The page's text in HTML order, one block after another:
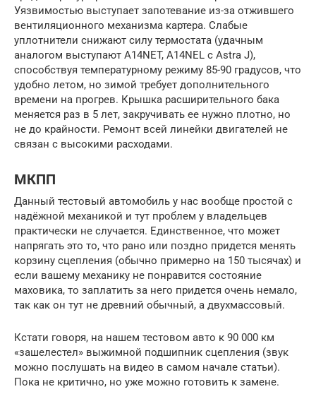
Уязвимостью выступает запотевание из-за отжившего
вентиляционного механизма картера. Слабые
уплотнители снижают силу термостата (удачным
аналогом выступают A14NET, A14NEL с Astra J),
способствуя температурному режиму 85-90 градусов, что
удобно летом, но зимой требует дополнительного
времени на прогрев. Крышка расширительного бака
меняется раз в 5 лет, закручивать ее нужно плотно, но
не до крайности. Ремонт всей линейки двигателей не
связан с высокими расходами.
МКПП
Данный тестовый автомобиль у нас вообще простой с
надёжной механикой и тут проблем у владельцев
практически не случается. Единственное, что может
напрягать это то, что рано или поздно придется менять
корзину сцепления (обычно примерно на 150 тысячах) и
если вашему механику не понравится состояние
маховика, то заплатить за него придется очень немало,
так как он тут не древний обычный, а двухмассовый.
Кстати говоря, на нашем тестовом авто к 90 000 км
«зашелестел» выжимной подшипник сцепления (звук
можно послушать на видео в самом начале статьи).
Пока не критично, но уже можно готовить к замене.